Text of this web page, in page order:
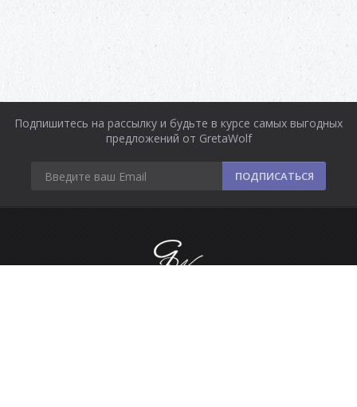
Подпишитесь на рассылку и будьте в курсе самых выгодных
предложений от GretaWolf
ПОДПИСАТЬСЯ